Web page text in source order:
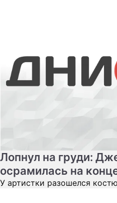
Лопнул на груди:
осрамилась на
У артистки разошелся